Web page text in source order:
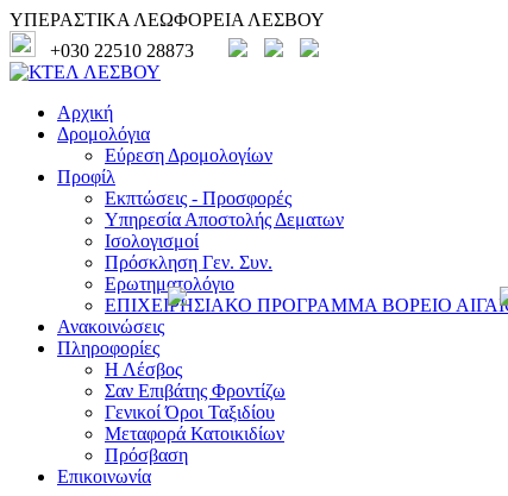
ΥΠΕΡΑΣΤΙΚΑ ΛΕΩΦΟΡΕΙΑ ΛΕΣΒΟΥ
+030 22510 28873
Αρχική
Δρομολόγια
Εύρεση Δρομολογίων
Προφίλ
Εκπτώσεις - Προσφορές
Υπηρεσία Αποστολής Δεματων
Ισολογισμοί
Πρόσκληση Γεν. Συν.
Ερωτηματολόγιο
ΕΠΙΧΕΙΡΗΣΙΑΚΟ ΠΡΟΓΡΑΜΜΑ ΒΟΡΕΙΟ
Ανακοινώσεις
Πληροφορίες
Η Λέσβος
Σαν Επιβάτης Φροντίζω
Γενικοί Όροι Ταξιδίου
Μεταφορά Κατοικιδίων
Πρόσβαση
Επικοινωνία